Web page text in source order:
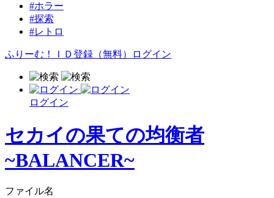
#ホラー
#探索
#レトロ
ふりーむ！ＩＤ登録（無料） ログイン
ログイン
セカイの果ての均衡者
~BALANCER~
ファイル名